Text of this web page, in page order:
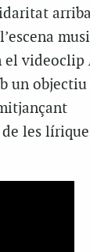
el videoclip
un
les